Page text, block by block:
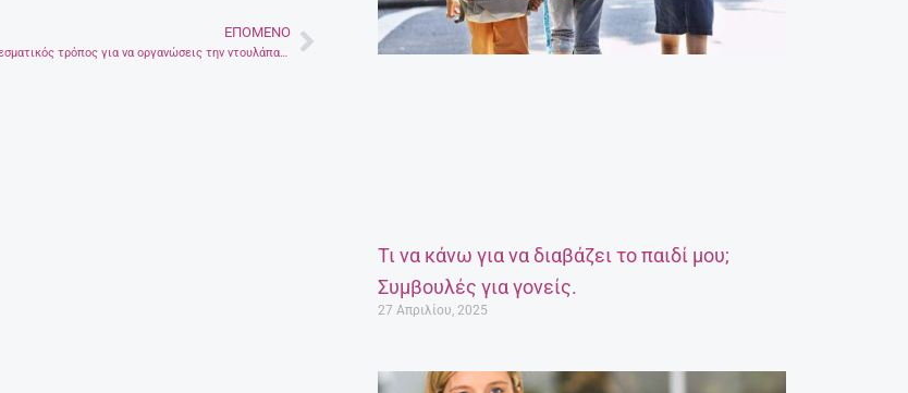
ΕΠΌΜΕΝΟ
Ο αποτελεσματικός τρόπος για να οργανώσεις την ντουλάπα σου Next
Τι να κάνω για να διαβάζει το παιδί μου;
Συμβουλές για γονείς.
27 Απριλίου, 2025